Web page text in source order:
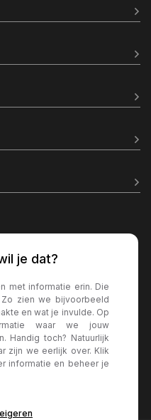
je dat?
met informatie erin. Die
zien we bijvoorbeeld
en wat je invulde. Op
waar we jouw
Handig toch? Natuurlijk
zijn we eerlijk over. Klik
informatie en beheer je